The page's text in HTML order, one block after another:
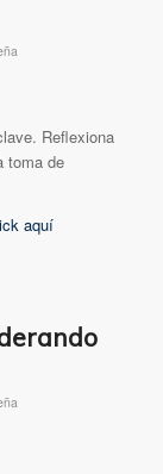
Reflexiona
toma de
aquí